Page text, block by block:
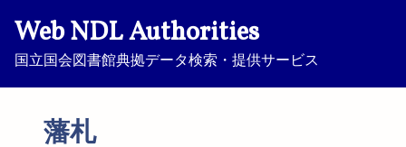
Web NDL Authorities
国立国会図書館典拠データ検索・提供サービス
藩札